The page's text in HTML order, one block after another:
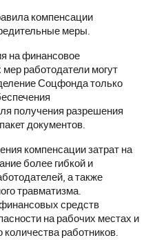
компенсации
меры.
на финансовое
работодатели могут
Соцфонда только
получения разрешения
документов.
компенсации затрат на
более гибкой и
а также
травматизма.
средств
на рабочих местах и
работников.